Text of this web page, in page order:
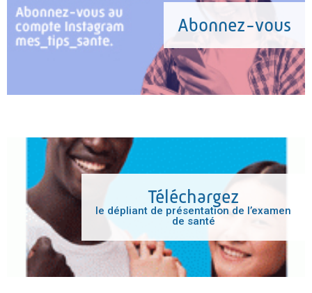
Abonnez-vous
Téléchargez
le dépliant de présentation de l’examen
de santé